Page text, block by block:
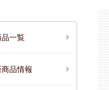
品一覧
商品情報